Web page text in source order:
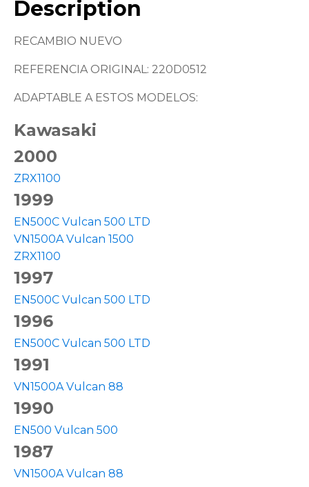
Description
RECAMBIO NUEVO
REFERENCIA ORIGINAL: 220D0512
ADAPTABLE A ESTOS MODELOS:
Kawasaki
2000
ZRX1100
1999
EN500C Vulcan 500 LTD
VN1500A Vulcan 1500
ZRX1100
1997
EN500C Vulcan 500 LTD
1996
EN500C Vulcan 500 LTD
1991
VN1500A Vulcan 88
1990
EN500 Vulcan 500
1987
VN1500A Vulcan 88